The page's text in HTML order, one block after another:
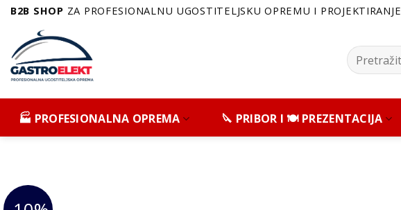
Skip
content
B2B SHOP ZA PROFESIONALNU UGOSTITELJSKU OPREMU I PROJEKTIRANJE
Pretražite:
🏭 PROFESIONALNA OPREMA 🔪 PRIBOR I 🍽️ PREZENTACIJA